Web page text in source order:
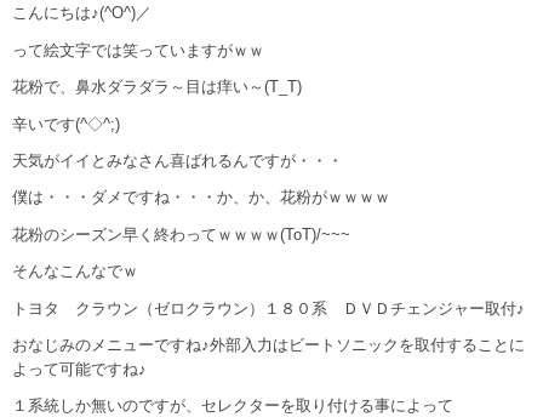
こんにちは♪(^O^)／
って絵文字では笑っていますがｗｗ
花粉で、鼻水ダラダラ～目は痒い～(T_T)
辛いです(^◇^;)
天気がイイとみなさん喜ばれるんですが・・・
僕は・・・ダメですね・・・か、か、花粉がｗｗｗｗ
花粉のシーズン早く終わってｗｗｗｗ(ToT)/~~~
そんなこんなでｗ
トヨタ クラウン（ゼロクラウン）１８０系 ＤＶＤチェンジャー取付♪
おなじみのメニューですね♪外部入力はビートソニックを取付することに
よって可能ですね♪
１系統しか無いのですが、セレクターを取り付ける事によって